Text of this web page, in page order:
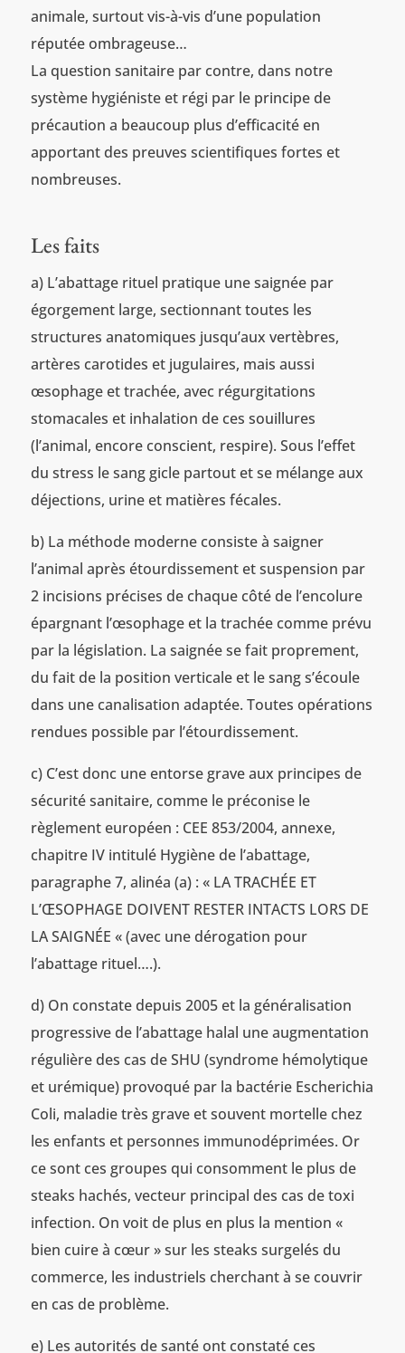
animale, surtout vis-à-vis d’une population
réputée ombrageuse…
La question sanitaire par contre, dans notre
système hygiéniste et régi par le principe de
précaution a beaucoup plus d’efficacité en
apportant des preuves scientifiques fortes et
nombreuses.
Les faits
a) L’abattage rituel pratique une saignée par
égorgement large, sectionnant toutes les
structures anatomiques jusqu’aux vertèbres,
artères carotides et jugulaires, mais aussi
œsophage et trachée, avec régurgitations
stomacales et inhalation de ces souillures
(l’animal, encore conscient, respire). Sous l’effet
du stress le sang gicle partout et se mélange aux
déjections, urine et matières fécales.
b) La méthode moderne consiste à saigner
l’animal après étourdissement et suspension par
2 incisions précises de chaque côté de l’encolure
épargnant l’œsophage et la trachée comme prévu
par la législation. La saignée se fait proprement,
du fait de la position verticale et le sang s’écoule
dans une canalisation adaptée. Toutes opérations
rendues possible par l’étourdissement.
c) C’est donc une entorse grave aux principes de
sécurité sanitaire, comme le préconise le
règlement européen : CEE 853/2004, annexe,
chapitre IV intitulé Hygiène de l’abattage,
paragraphe 7, alinéa (a) : « LA TRACHÉE ET
L’ŒSOPHAGE DOIVENT RESTER INTACTS LORS DE
LA SAIGNÉE « (avec une dérogation pour
l’abattage rituel….).
d) On constate depuis 2005 et la généralisation
progressive de l’abattage halal une augmentation
régulière des cas de SHU (syndrome hémolytique
et urémique) provoqué par la bactérie Escherichia
Coli, maladie très grave et souvent mortelle chez
les enfants et personnes immunodéprimées. Or
ce sont ces groupes qui consomment le plus de
steaks hachés, vecteur principal des cas de toxi
infection. On voit de plus en plus la mention «
bien cuire à cœur » sur les steaks surgelés du
commerce, les industriels cherchant à se couvrir
en cas de problème.
e) Les autorités de santé ont constaté ces